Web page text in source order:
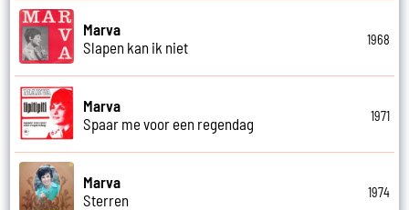
Marva
Slapen kan ik niet
1968
Marva
Spaar me voor een regendag
1971
Marva
Sterren
1974